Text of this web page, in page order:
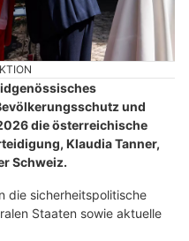
und
die österreichische
Klaudia Tanner,
Schweiz.
die sicherheitspolitische
Staaten sowie aktuelle